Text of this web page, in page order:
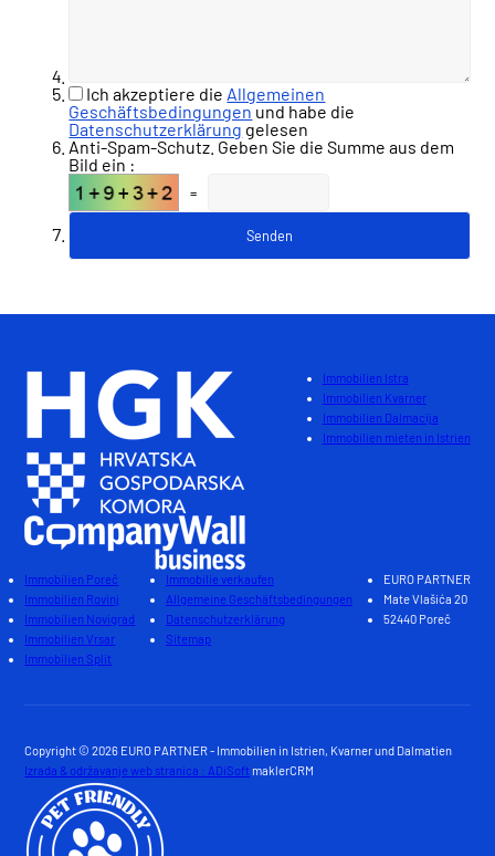
Ich akzeptiere die Allgemeinen
Geschäftsbedingungenund habe die
Datenschutzerklärung gelesen
Anti-Spam-Schutz. Geben Sie die Summe aus dem
Bild ein :
=
Immobilien Istra
Immobilien Kvarner
Immobilien Dalmacija
Immobilien mieten in Istrien
Immobilien Poreč
Immobilien Rovinj
Immobilien Novigrad
Immobilien Vrsar
Immobilien Split
Immobilie verkaufen
Allgemeine Geschäftsbedingungen
Datenschutzerklärung
Sitemap
EURO PARTNER
Mate Vlašića 20
52440 Poreč
Copyright © 2026 EURO PARTNER - Immobilien in Istrien, Kvarner und Dalmatien
Izrada & održavanje web stranica : ADiSoft maklerCRM